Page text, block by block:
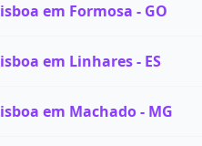
em Formosa - GO
em Linhares - ES
em Machado - MG